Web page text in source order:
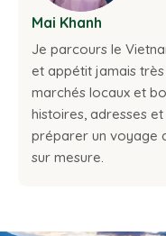
Mai Khanh
Je parcours le
et appétit jamais très
marchés locaux et
histoires, adresses
préparer un voyage
sur mesure.